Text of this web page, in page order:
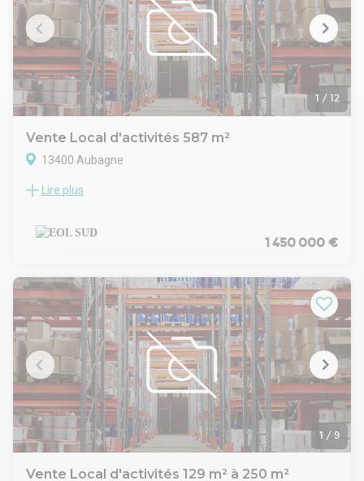
1 / 12
Vente Local d'activités 587 m²
13400 Aubagne
Situés dans la Zone d'Activités de Napollon à Aubagne, EOL
bénéficiant d'un cadre agréable, des locaux d'activités neufs
à la location ou à la vente.
ou un aménagement bureaux.
Ils sont idéalement situés à proximité immédiate des
autoroutes A50 et A52 et de la Zone d'Activités des Paluds.
Lire plus
1 450 000 €
1 / 9
Vente Local d'activités 129 m² à 250 m²